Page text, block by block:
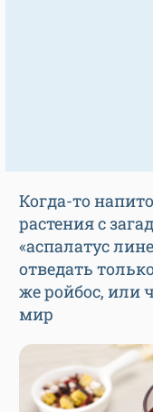
Когда-то
растения с
«аспалатус
отведать
же ройбос, или
мир